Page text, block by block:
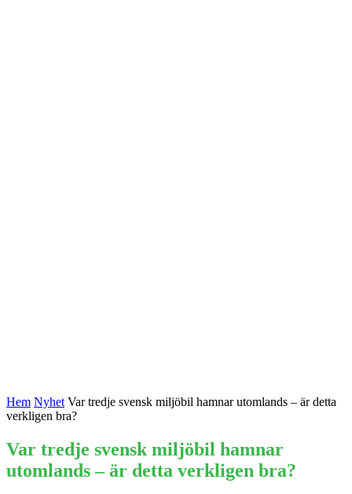
Hem Nyhet Var tredje svensk miljöbil hamnar utomlands – är detta
verkligen bra?
Var tredje svensk miljöbil hamnar
utomlands – är detta verkligen bra?